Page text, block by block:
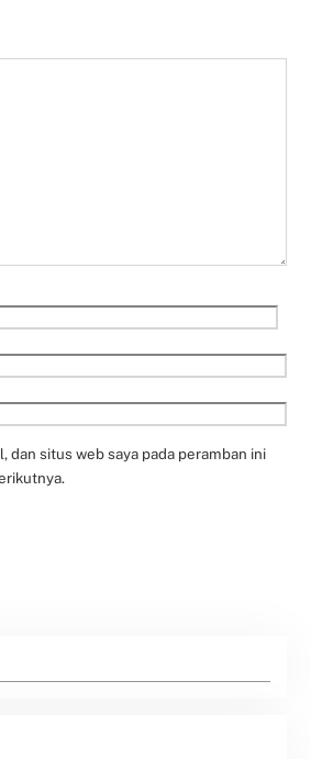
dan situs web saya pada peramban ini